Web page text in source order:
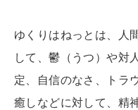
ゆくりはねっとは、人
して、鬱（うつ）や対
定、自信のなさ、トラ
癒しなどに対して、精